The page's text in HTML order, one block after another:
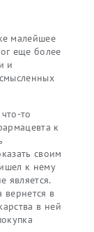
малейшее
еще более
и
то
к
своим
к нему
является.
в
в ней